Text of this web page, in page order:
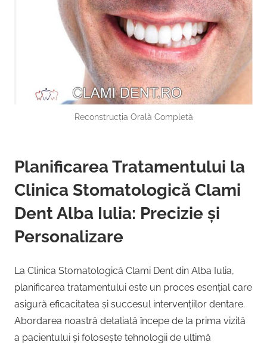
Reconstrucția Orală Completă
Planificarea Tratamentului la
Clinica Stomatologică Clami
Dent Alba Iulia: Precizie și
Personalizare
La Clinica Stomatologică Clami Dent din Alba Iulia,
planificarea tratamentului este un proces esențial care
asigură eficacitatea și succesul intervențiilor dentare.
Abordarea noastră detaliată începe de la prima vizită
a pacientului și folosește tehnologii de ultimă